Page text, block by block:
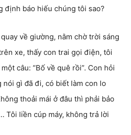
định báo hiếu chúng tôi sao?
về giường, nằm chờ trời sáng
xe, thấy con trai gọi điện, tôi
câu: “Bố về quê rồi”. Con hỏi
gì đã đi, có biết làm con lo
thoải mái ở đâu thì phải bảo
Tôi liền cúp máy, không trả lời